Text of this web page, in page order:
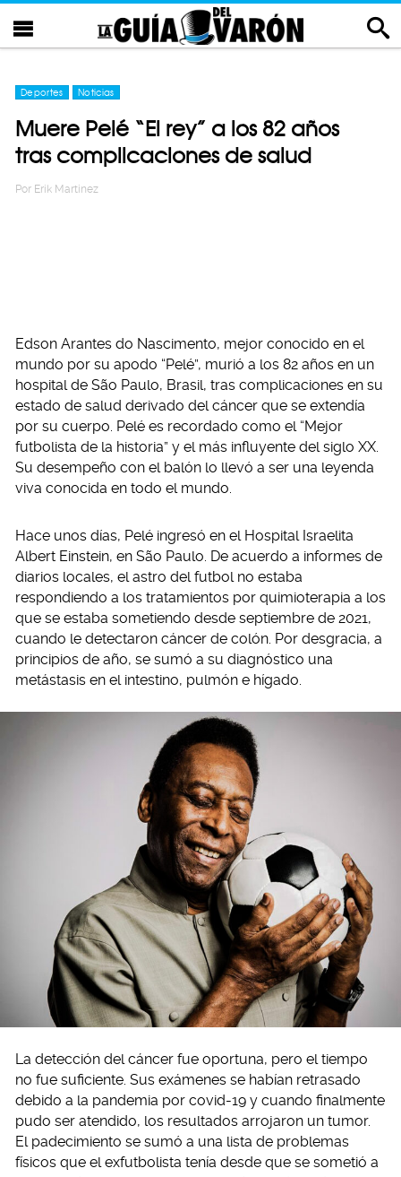
Deportes Noticias
Muere Pelé “El rey” a los 82 años
tras complicaciones de salud
Por Erik Martinez
Edson Arantes do Nascimento, mejor conocido en el
mundo por su apodo “Pelé”, murió a los 82 años en un
hospital de São Paulo, Brasil, tras complicaciones en su
estado de salud derivado del cáncer que se extendía
por su cuerpo. Pelé es recordado como el “Mejor
futbolista de la historia” y el más influyente del siglo XX.
Su desempeño con el balón lo llevó a ser una leyenda
viva conocida en todo el mundo.
Hace unos días, Pelé ingresó en el Hospital Israelita
Albert Einstein, en São Paulo. De acuerdo a informes de
diarios locales, el astro del futbol no estaba
respondiendo a los tratamientos por quimioterapia a los
que se estaba sometiendo desde septiembre de 2021,
cuando le detectaron cáncer de colón. Por desgracia, a
principios de año, se sumó a su diagnóstico una
metástasis en el intestino, pulmón e hígado.
La detección del cáncer fue oportuna, pero el tiempo
no fue suficiente. Sus exámenes se habían retrasado
debido a la pandemia por covid-19 y cuando finalmente
pudo ser atendido, los resultados arrojaron un tumor.
El padecimiento se sumó a una lista de problemas
físicos que el exfutbolista tenía desde que se sometió a